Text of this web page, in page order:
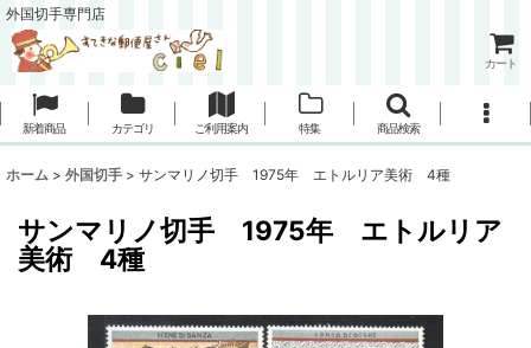
外国切手専門店
カート
新着商品 カテゴリ ご利用案内 特集 商品検索
ホーム > 外国切手 > サンマリノ切手 1975年 エトルリア美術 4種
サンマリノ切手 1975年 エトルリア
美術 4種